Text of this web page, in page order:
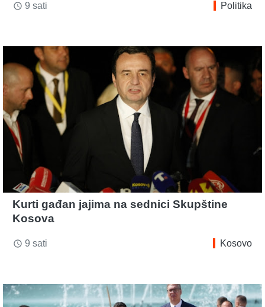
access_time 9 sati Politika
Kurti gađan jajima na sednici Skupštine
Kosova
access_time 9 sati Kosovo